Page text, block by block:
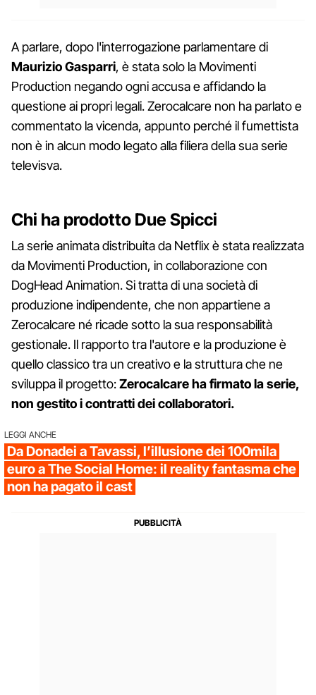
A parlare, dopo l'interrogazione parlamentare di
MaurizioGasparri, è stata solo la Movimenti
Production negando ogni accusa e affidando la
questione ai propri legali. Zerocalcare non ha parlato e
commentato la vicenda, appunto perché il fumettista
non è in alcun modo legato alla filiera della sua serie
televisva.
Chi ha prodotto Due Spicci
La serie animata distribuita da Netflix è stata realizzata
da Movimenti Production, in collaborazione con
DogHead Animation. Si tratta di una società di
produzione indipendente, che non appartiene a
Zerocalcare né ricade sotto la sua responsabilità
gestionale. Il rapporto tra l'autore e la produzione è
quello classico tra un creativo e la struttura che ne
sviluppa il progetto:Zerocalcare ha firmato la serie,
non gestito i contratti dei collaboratori.
LEGGI ANCHE
Da Donadei a Tavassi, l’illusione dei 100mila
euro a The Social Home: il reality fantasma che
non ha pagato il cast